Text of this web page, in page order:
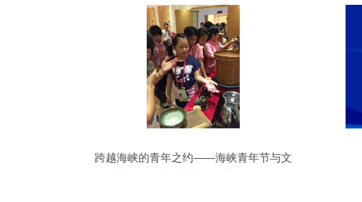
跨越海峡的青年之约——海峡青年节与文